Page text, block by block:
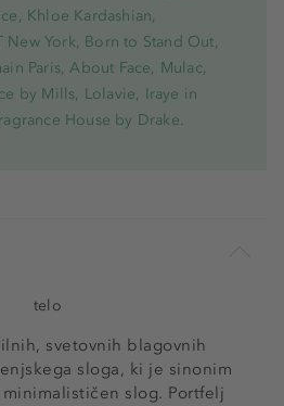
Khloe Kardashian,
New York, Born to Stand Out,
Paris, About Face, Mulac,
by Mills, Lolavie, Iraye in
House by Drake.
svetovnih blagovnih
sloga, ki je sinonim
slog. Portfelj
telo